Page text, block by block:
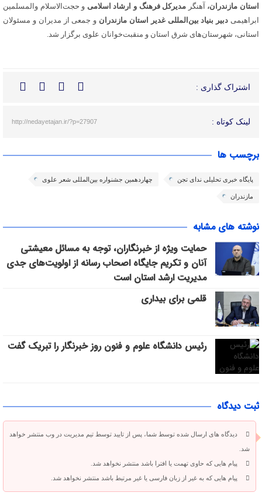
استان مازندران، آهنگر مدیرکل فرهنگ و ارشاد اسلامی و حجت‌الاسلام والمسلمین
ابراهیمی دبیر بنیاد بین‌المللی غدیر استان مازندران و جمعی از مدیران و مسئولان
استانی، شهرستان‌های شرق استان و منقبت‌خوانان علوی برگزار شد.
اشتراک گذاری :
لینک کوتاه : http://nedayetajan.ir/?p=27907
برچسب ها
پایگاه خبری تحلیلی ندای تجن چهاردهمین جشنواره بین‌المللی شعر علوی
مازندران
نوشته های مشابه
حمایت ویژه از خبرنگاران، توجه به مسائل معیشتی
آنان و تکریم جایگاه اصحاب رسانه از اولویت‌های جدی
مدیریت ارشد استان است
قلمی برای بیداری
رئیس دانشگاه علوم و فنون روز خبرنگار را تبریک گفت
ثبت دیدگاه
دیدگاه های ارسال شده توسط شما، پس از تایید توسط تیم مدیریت در وب منتشر خواهد
شد.
پیام هایی که حاوی تهمت یا افترا باشد منتشر نخواهد شد.
پیام هایی که به غیر از زبان فارسی یا غیر مرتبط باشد منتشر نخواهد شد.